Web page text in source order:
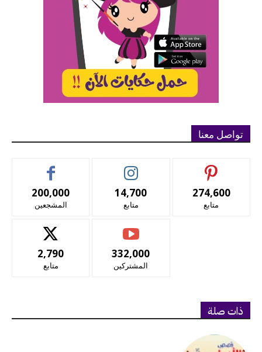
تواصل معنا
200,000
المشجعين
14,700
متابع
274,600
متابع
2,790
متابع
332,000
المشتركين
ذات صلة